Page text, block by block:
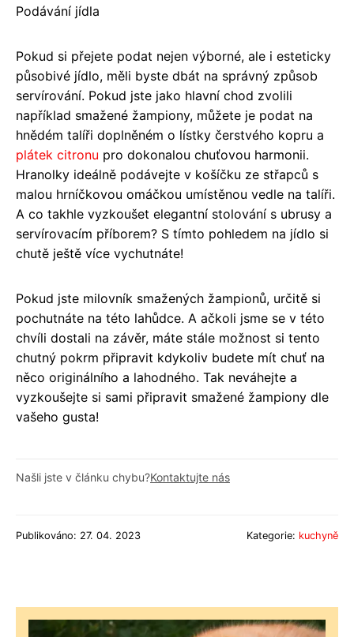
Podávání jídla
Pokud si přejete podat nejen výborné, ale i esteticky
působivé jídlo, měli byste dbát na správný způsob
servírování. Pokud jste jako hlavní chod zvolili
například smažené žampiony, můžete je podat na
hnědém talíři doplněném o lístky čerstvého kopru a
plátek citronu pro dokonalou chuťovou harmonii.
Hranolky ideálně podávejte v košíčku ze střapců s
malou hrníčkovou omáčkou umístěnou vedle na talíři.
A co takhle vyzkoušet elegantní stolování s ubrusy a
servírovacím příborem? S tímto pohledem na jídlo si
chutě ještě více vychutnáte!
Pokud jste milovník smažených žampionů, určitě si
pochutnáte na této lahůdce. A ačkoli jsme se v této
chvíli dostali na závěr, máte stále možnost si tento
chutný pokrm připravit kdykoliv budete mít chuť na
něco originálního a lahodného. Tak neváhejte a
vyzkoušejte si sami připravit smažené žampiony dle
vašeho gusta!
Našli jste v článku chybu?Kontaktujte nás
Publikováno: 27. 04. 2023 Kategorie: kuchyně